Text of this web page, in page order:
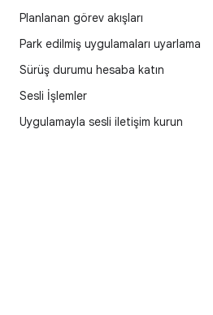
Planlanan görev akışları
Park edilmiş uygulamaları uyarlama
Sürüş durumu hesaba katın
Sesli İşlemler
Uygulamayla sesli iletişim kurun